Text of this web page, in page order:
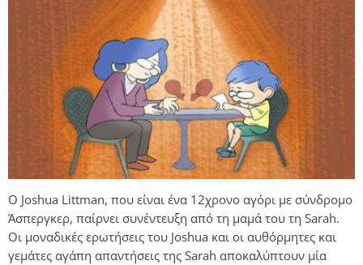
Ο Joshua Littman, που είναι ένα 12χρονο αγόρι με σύνδρομο
Άσπεργκερ, παίρνει συνέντευξη από τη μαμά του τη Sarah.
Οι μοναδικές ερωτήσεις του Joshua και οι αυθόρμητες και
γεμάτες αγάπη απαντήσεις της Sarah αποκαλύπτουν μία